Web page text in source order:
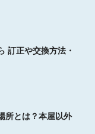
訂正や交換方法・
所とは？本屋以外